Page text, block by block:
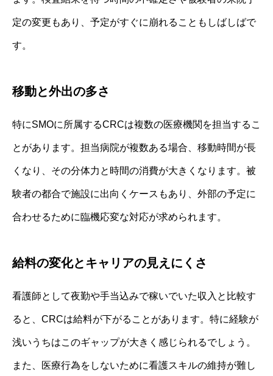
定の変更もあり、予定がすぐに崩れることもしばしばで
す。
移動と外出の多さ
特にSMOに所属するCRCは複数の医療機関を担当するこ
とがあります。担当病院が複数ある場合、移動時間が長
くなり、その分体力と時間の消費が大きくなります。被
験者の都合で施設に出向くケースもあり、外部の予定に
合わせるために臨機応変な対応が求められます。
給料の変化とキャリアの見えにくさ
看護師として夜勤や手当込みで稼いでいた収入と比較す
ると、CRCは給料が下がることがあります。特に経験が
浅いうちはこのギャップが大きく感じられるでしょう。
また、医療行為をしないために看護スキルの維持が難し